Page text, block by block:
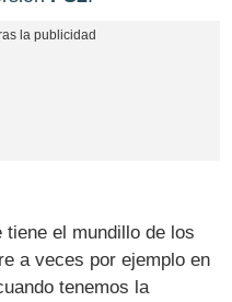
el mundillo de los
a veces por ejemplo en
tenemos la